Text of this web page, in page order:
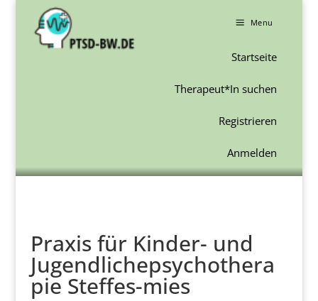
a Menu
Startseite
Therapeut*In suchen
Registrieren
Anmelden
Praxis für Kinder- und
Jugendlichepsychothera
pie Steffes-mies